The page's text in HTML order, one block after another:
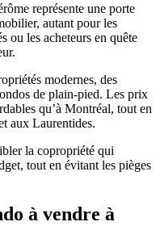
représente une porte
autant pour les
ou les acheteurs en quête
modernes, des
de plain-pied. Les prix
qu’à Montréal, tout en
aux Laurentides.
la copropriété qui
tout en évitant les pièges
à vendre à